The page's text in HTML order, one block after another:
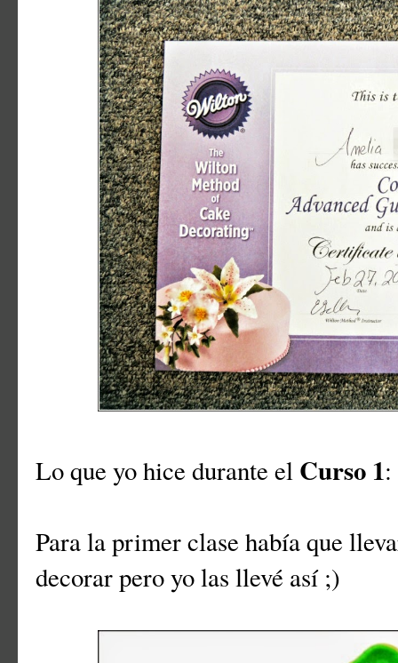
Lo que yo hice durante el Curso 1:
Para la primer clase había que
decorar pero yo las llevé así ;)